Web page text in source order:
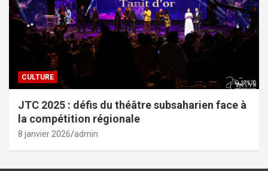
CULTURE
JTC 2025 : défis du théâtre subsaharien face à
la compétition régionale
8 janvier 2026 admin